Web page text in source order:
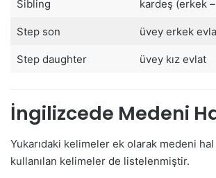
Sibling kardeş (erkek –
Step son üvey erkek
Step daughter üvey kız evlat
İngilizcede Medeni
Yukarıdaki kelimeler ek olarak medeni
kullanılan kelimeler de listelenmiştir.